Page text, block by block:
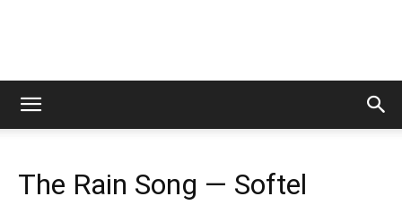
LedZeppelin.Ru
The Rain Song — Softel